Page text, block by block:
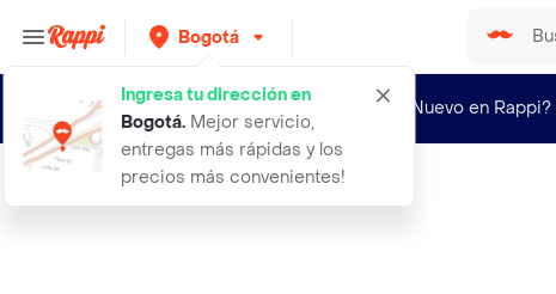
Bogotá
Ingresa tu dirección en
Bogotá. Mejor servicio,
entregas más rápidas y los
precios más convenientes!
¿Nuevo en Rappi?
1 banda de resistencia tubular sili